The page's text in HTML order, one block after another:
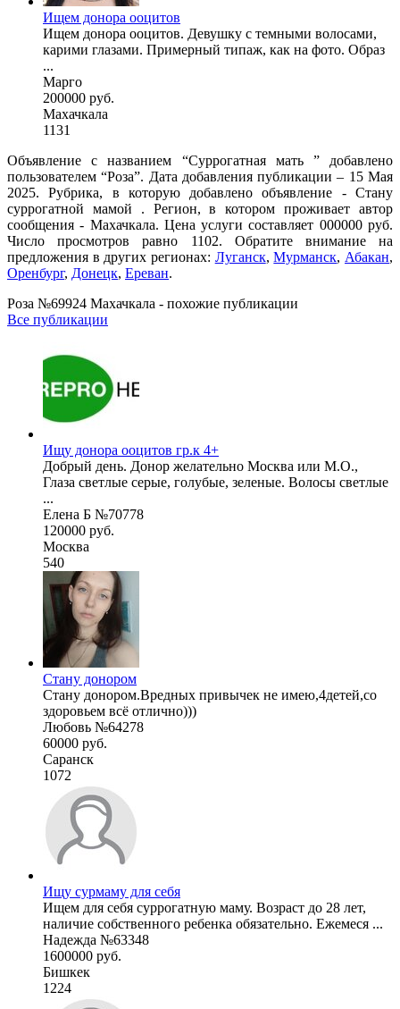
Ищем донора ооцитов
Ищем донора ооцитов. Девушку с темными волосами,
карими глазами. Примерный типаж, как на фото. Образ
...
Марго
200000 руб.
Махачкала
1131
Объявление с названием “Суррогатная мать ” добавлено
пользователем “Роза”. Дата добавления публикации – 15 Мая
2025. Рубрика, в которую добавлено объявление - Cтану
суррогатной мамой . Регион, в котором проживает автор
сообщения - Махачкала. Цена услуги составляет 000000 руб.
Число просмотров равно 1102. Обратите внимание на
предложения в других регионах: Луганск,Мурманск, Абакан,
Оренбург, Донецк, Ереван.
Роза №69924 Махачкала - похожие публикации
Все публикации
Ищу донора ооцитов гр.к 4+
Добрый день. Донор желательно Москва или М.О.,
Глаза светлые серые, голубые, зеленые. Волосы светлые
...
Елена Б №70778
120000 руб.
Москва
540
Стану донором
Стану донором.Вредных привычек не имею,4детей,со
здоровьем всё отлично)))
Любовь №64278
60000 руб.
Саранск
1072
Ищу сурмаму для себя
Ищем для себя суррогатную маму. Возраст до 28 лет,
наличие собственного ребенка обязательно. Ежемеся ...
Надежда №63348
1600000 руб.
Бишкек
1224